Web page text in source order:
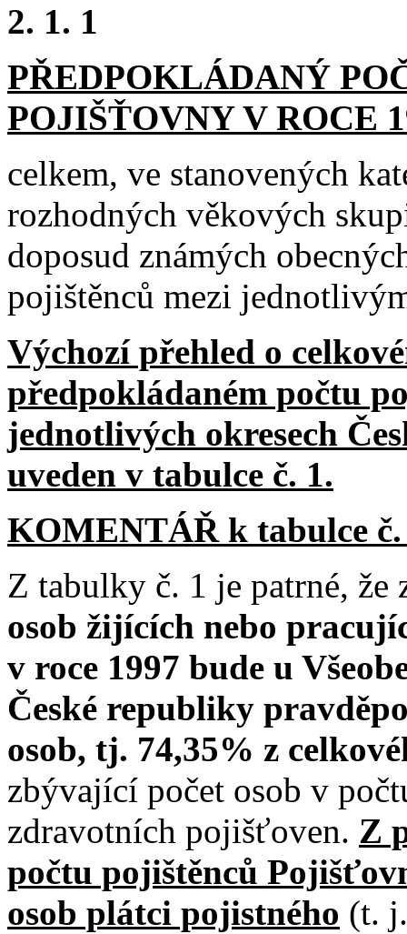
2. 1. 1
PŘEDPOKLÁDANÝ
POJIŠŤOVNY V ROCE
celkem, ve stanovených
rozhodných věkových
doposud známých
pojištěnců mezi
Výchozí přehled o
předpokládaném počtu
jednotlivých okresech
uveden v tabulce č. 1.
KOMENTÁŘ k tabulce č.
Z tabulky č. 1 je patrné, že
osob žijících nebo
v roce 1997 bude u
České republiky
osob, tj. 74,35% z
zbývající počet osob v
zdravotních pojišťoven. Z
počtu pojištěnců
osob plátci pojistného (t.